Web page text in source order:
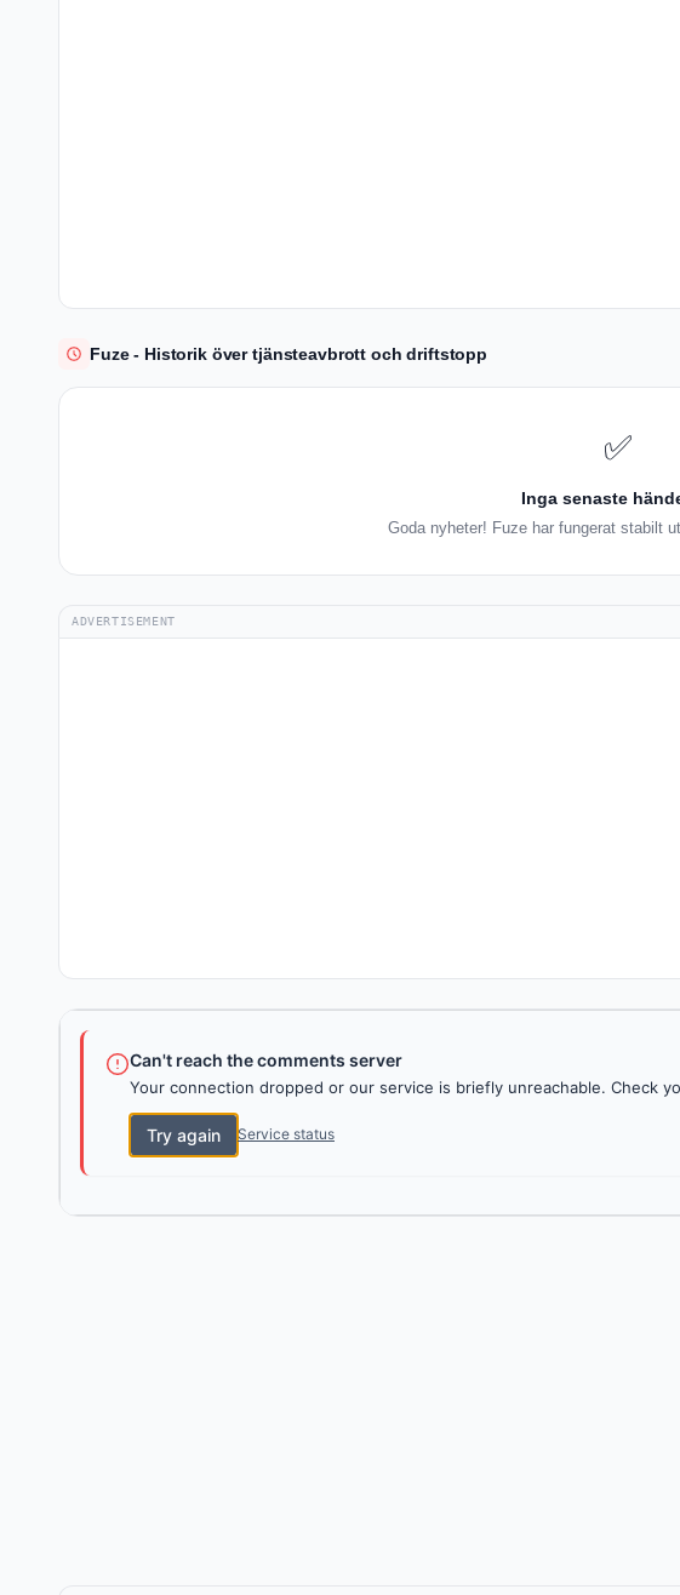
Fuze - Historik över tjänsteavbrott och driftstopp
✅
Inga senaste
Goda nyheter! Fuze har fungerat stabilt
ADVERTISEMENT
Can't reach the comments server
Your connection dropped or our service is briefly unreachable. Check
Try again Service status